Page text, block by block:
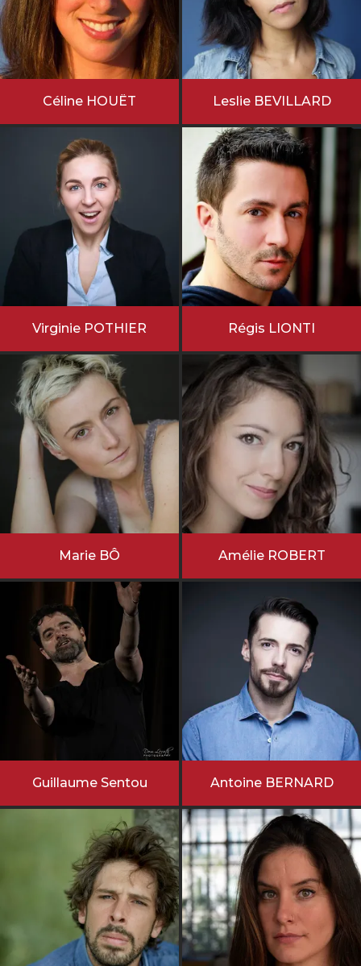
Céline HOUËT Leslie BEVILLARD
Virginie POTHIER Régis LIONTI
Marie BÔ Amélie ROBERT
Guillaume Sentou Antoine BERNARD